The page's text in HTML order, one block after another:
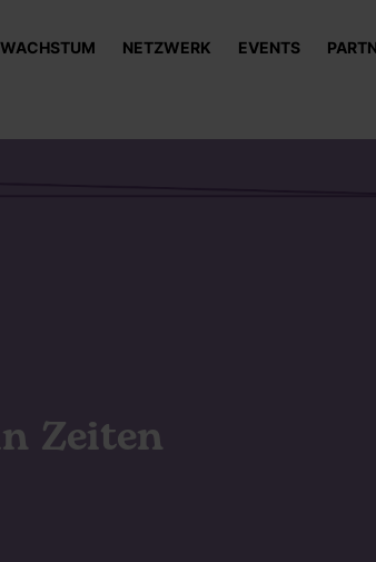
WACHSTUM NETZWERK EVENTS
Zeiten